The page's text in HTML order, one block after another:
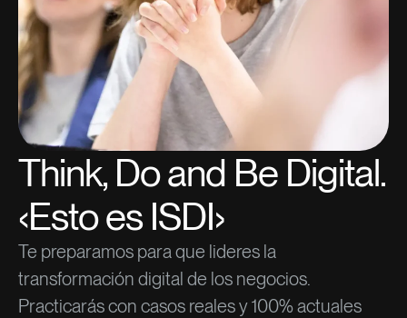
Think, Do and Be Digital.
‹Esto es ISDI›
Te preparamos para que lideres la
transformación digital de los negocios.
Practicarás con casos reales y 100% actuales